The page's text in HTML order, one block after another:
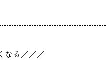
なる／／／